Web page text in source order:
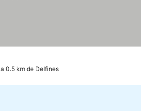
a 0.5 km de Delfines